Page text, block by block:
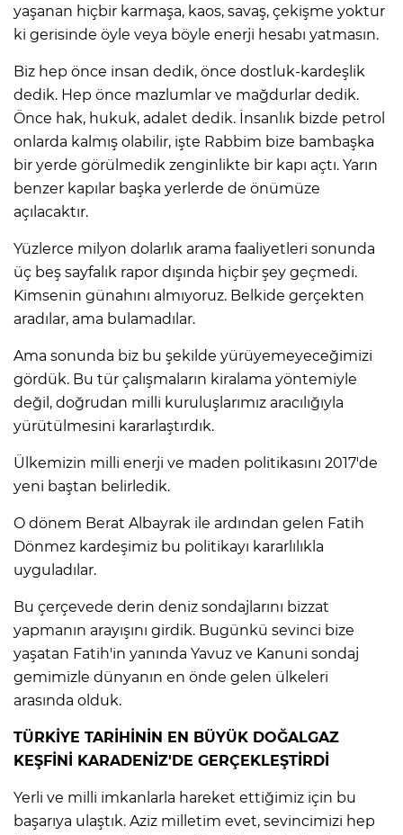
yaşanan hiçbir karmaşa, kaos, savaş, çekişme yoktur
ki gerisinde öyle veya böyle enerji hesabı yatmasın.
Biz hep önce insan dedik, önce dostluk-kardeşlik
dedik. Hep önce mazlumlar ve mağdurlar dedik.
Önce hak, hukuk, adalet dedik. İnsanlık bizde petrol
onlarda kalmış olabilir, işte Rabbim bize bambaşka
bir yerde görülmedik zenginlikte bir kapı açtı. Yarın
benzer kapılar başka yerlerde de önümüze
açılacaktır.
Yüzlerce milyon dolarlık arama faaliyetleri sonunda
üç beş sayfalık rapor dışında hiçbir şey geçmedi.
Kimsenin günahını almıyoruz. Belkide gerçekten
aradılar, ama bulamadılar.
Ama sonunda biz bu şekilde yürüyemeyeceğimizi
gördük. Bu tür çalışmaların kiralama yöntemiyle
değil, doğrudan milli kuruluşlarımız aracılığıyla
yürütülmesini kararlaştırdık.
Ülkemizin milli enerji ve maden politikasını 2017'de
yeni baştan belirledik.
O dönem Berat Albayrak ile ardından gelen Fatih
Dönmez kardeşimiz bu politikayı kararlılıkla
uyguladılar.
Bu çerçevede derin deniz sondajlarını bizzat
yapmanın arayışını girdik. Bugünkü sevinci bize
yaşatan Fatih'in yanında Yavuz ve Kanuni sondaj
gemimizle dünyanın en önde gelen ülkeleri
arasında olduk.
TÜRKİYE TARİHİNİN EN BÜYÜK DOĞALGAZ
KEŞFİNİ KARADENİZ'DE GERÇEKLEŞTİRDİ
Yerli ve milli imkanlarla hareket ettiğimiz için bu
başarıya ulaştık. Aziz milletim evet, sevincimizi hep